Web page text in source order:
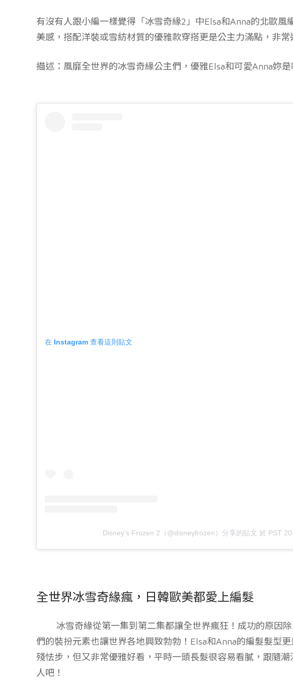
有沒有人跟小編一樣覺得「冰雪奇緣2」中Elsa和Anna的北歐
美感，搭配洋裝或雪紡材質的優雅款穿搭更是公主力滿點，非
描述：風靡全世界的冰雪奇緣公主們，優雅Elsa和可愛Anna妳是
在 Instagram 查看這則貼文
Disney’s Frozen 2（@disneyfrozen）分享的貼文 於 PST
全世界冰雪奇緣瘋，日韓歐美都愛上編髮
冰雪奇緣從第一集到第二集都讓全世界瘋狂！成功的原因除
們的裝扮元素也讓世界各地興致勃勃！Elsa和Anna的編髮髮型
殘怯步，但又非常優雅好看，平時一頭長髮很容易看膩，跟隨
人吧！